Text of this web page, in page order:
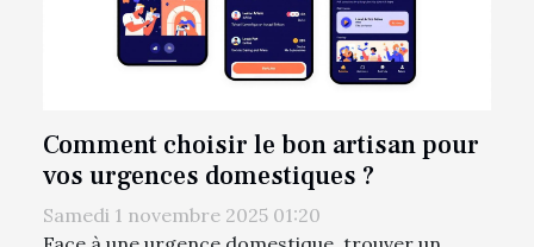
Comment choisir le bon artisan pour
vos urgences domestiques ?
Samedi 1 novembre 2025 01:20